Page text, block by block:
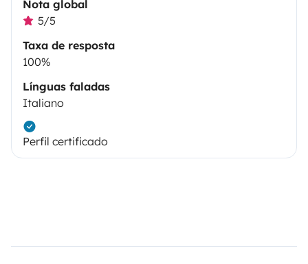
Nota global
5/5
Taxa de resposta
100%
Línguas faladas
Italiano
Perfil certificado